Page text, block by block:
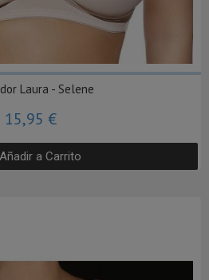
Laura - Selene
15,95 €
Añadir a Carrito